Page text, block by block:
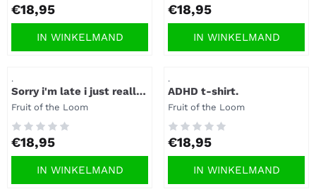
Prijs: 18,95
€18,95
IN WINKELMAND
Prijs: 18,95
€18,95
IN WINKELMAND
Artikelnummer
.
Sorry i'm late i just really
don't want to be here t-
Merk:
Fruit of the Loom
Prijs: 18,95
€18,95
IN WINKELMAND
Artikelnummer
.
ADHD t-shirt.
Merk:
Fruit of the Loom
Prijs: 18,95
€18,95
IN WINKELMAND